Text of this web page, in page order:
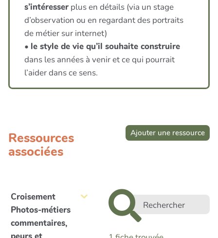
s’intéresserplus en détails (via un stage
d’observation ou en regardant des portraits
de métier sur internet)
• le style de vie qu’il souhaite construire
dans les années à venir et ce qui pourrait
l’aider dans ce sens.
Ajouter une ressource
Ressources
associées
Croisement
Photos-métiers
commentaires,